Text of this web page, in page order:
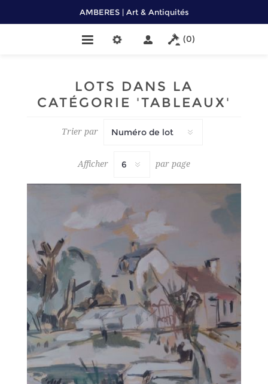
AMBERES | Art & Antiquités
(0)
LOTS DANS LA
CATÉGORIE 'TABLEAUX'
Trier par
Afficher par page